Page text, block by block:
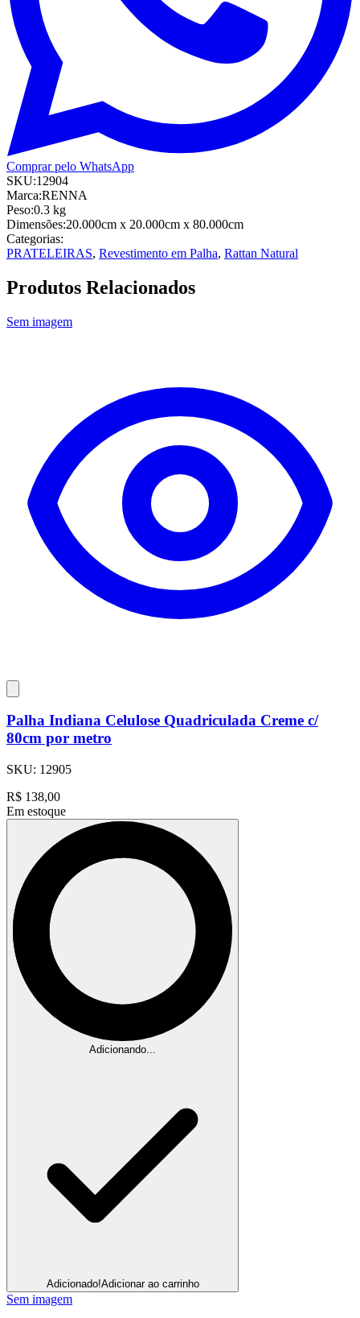
Comprar pelo WhatsApp
SKU:12904
Marca:RENNA
Peso:0.3 kg
Dimensões:20.000cm x 20.000cm x 80.000cm
Categorias:
PRATELEIRAS, Revestimento em Palha, Rattan Natural
Produtos Relacionados
Sem imagem
Palha Indiana Celulose Quadriculada Creme c/
80cm por metro
SKU: 12905
R$ 138,00
Em estoque
Adicionando...
Adicionado!Adicionar ao carrinho
Sem imagem